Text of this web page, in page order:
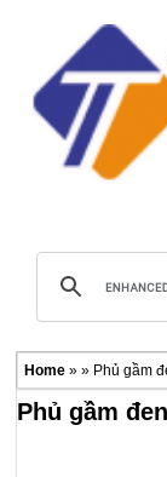
Home» » Phủ gầm
Phủ gầm